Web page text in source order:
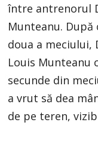
între antrenorul
Munteanu.
doua a meciului,
Louis Munteanu
secunde din
a vrut să dea
de pe teren,